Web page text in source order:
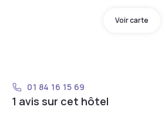
Voir carte
01 84 16 15 69
1 avis sur cet hôtel